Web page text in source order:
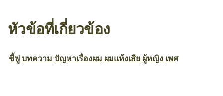
หัวข้อที่เกี่ยวข้อง
ชี้ฟู บทความ ปัญหาเรื่องผม ผมแห้งเสีย ผู้หญิง เพศ